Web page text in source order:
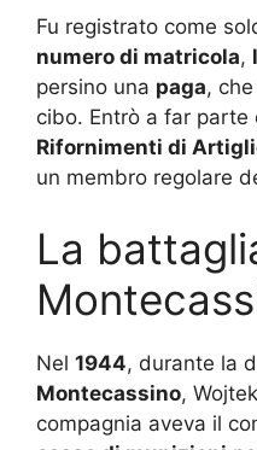
Fu registrato come
numero di matricola,
persino una paga,
cibo. Entrò a far parte
Rifornimenti di
un membro regolare
La
Nel 1944, durante la
Montecassino,
compagnia aveva il